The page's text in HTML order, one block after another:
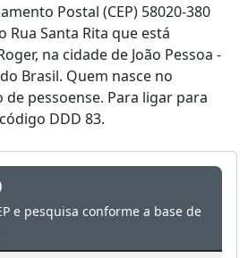
Postal (CEP) 58020-380
Rua Santa Rita que está
na cidade de João Pessoa -
Brasil. Quem nasce no
pessoense. Para ligar para
DDD 83.
e pesquisa conforme a base de